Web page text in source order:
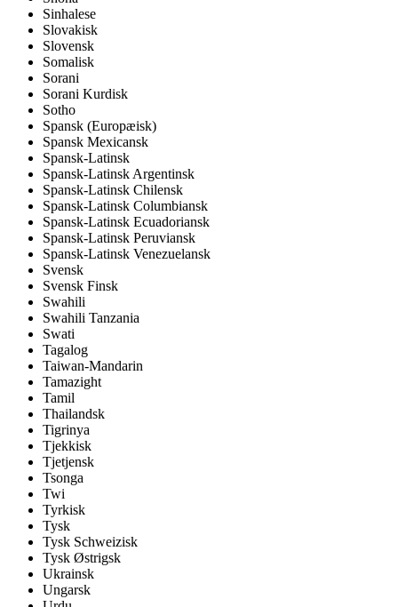
Sinhalese
Slovakisk
Slovensk
Somalisk
Sorani
Sorani Kurdisk
Sotho
Spansk (Europæisk)
Spansk Mexicansk
Spansk-Latinsk
Spansk-Latinsk Argentinsk
Spansk-Latinsk Chilensk
Spansk-Latinsk Columbiansk
Spansk-Latinsk Ecuadoriansk
Spansk-Latinsk Peruviansk
Spansk-Latinsk Venezuelansk
Svensk
Svensk Finsk
Swahili
Swahili Tanzania
Swati
Tagalog
Taiwan-Mandarin
Tamazight
Tamil
Thailandsk
Tigrinya
Tjekkisk
Tjetjensk
Tsonga
Twi
Tyrkisk
Tysk
Tysk Schweizisk
Tysk Østrigsk
Ukrainsk
Ungarsk